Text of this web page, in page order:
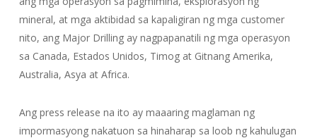
mineral, at mga aktibidad sa kapaligiran ng mga customer
nito, ang Major Drilling ay nagpapanatili ng mga operasyon
sa Canada, Estados Unidos, Timog at Gitnang Amerika,
Australia, Asya at Africa.
Ang press release na ito ay maaaring maglaman ng
impormasyong nakatuon sa hinaharap sa loob ng kahulugan